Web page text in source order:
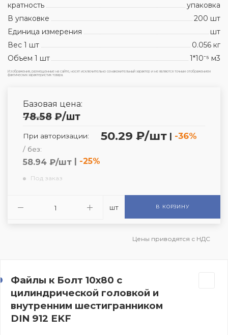
кратность
упаковка
В упаковке
200 шт
Единица измерения
шт
Вес 1 шт
0.056 кг
Объем 1 шт
1*10⁻⁵ м3
Изображения, размещенные на сайте, носят исключительно ознакомительный характер и не являются точным отображением
фактических характеристик товара.
Базовая цена:
78.58 ₽/шт
При авторизации: 50.29 ₽/шт | -36%
/ без:
58.94 ₽/шт -25%
Под заказ
шт В КОРЗИНУ
Цены приводятся с НДС
Файлы к Болт 10х80 с
цилиндрической головкой и
внутренним шестигранником
DIN 912 EKF